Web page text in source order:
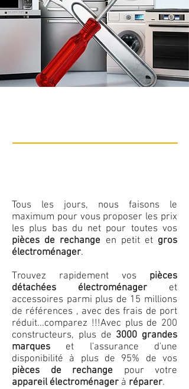
Tous les jours, nous faisons le
maximum pour vous proposer les prix
les plus bas du net pour toutes vos
pièces de rechange en petit et gros
électroménager.
Trouvez rapidement vos pièces
détachées électroménager et
accessoires parmi plus de 15 millions
de références , avec des frais de port
réduit...comparez !!!Avec plus de 200
constructeurs, plus de 3000 grandes
marques et l'assurance d'une
disponibilité à plus de 95% de vos
pièces de rechange pour votre
appareil électroménager à réparer.